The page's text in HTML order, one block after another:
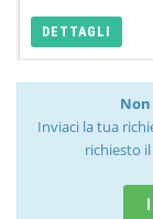
DETTAGLI
Inviaci la tua
richiesto